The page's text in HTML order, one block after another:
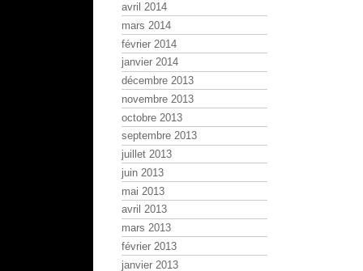
avril 2014
mars 2014
février 2014
janvier 2014
décembre 2013
novembre 2013
octobre 2013
septembre 2013
juillet 2013
juin 2013
mai 2013
avril 2013
mars 2013
février 2013
janvier 2013